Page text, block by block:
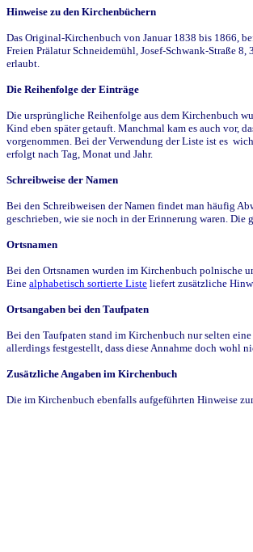
Hinweise zu den Kirchenbüchern
Das Original-Kirchenbuch von Januar 1838 bis 1866,
Freien Prälatur Schneidemühl, Josef-Schwank-Straße
erlaubt.
Die Reihenfolge der Einträge
Die ursprüngliche Reihenfolge aus dem Kirchenbuch
Kind eben später getauft. Manchmal kam es auch vor,
vorgenommen. Bei der Verwendung der Liste ist es
erfolgt nach Tag, Monat und Jahr.
Schreibweise der Namen
Bei den Schreibweisen der Namen findet man häufig
geschrieben, wie sie noch in der Erinnerung waren.
Ortsnamen
Bei den Ortsnamen wurden im Kirchenbuch polnische
Eine alphabetisch sortierte Liste liefert zusätzliche
Ortsangaben bei den Taufpaten
Bei den Taufpaten stand im Kirchenbuch nur selten
allerdings festgestellt, dass diese Annahme doch wohl
Zusätzliche Angaben im Kirchenbuch
Die im Kirchenbuch ebenfalls aufgeführten Hinweise